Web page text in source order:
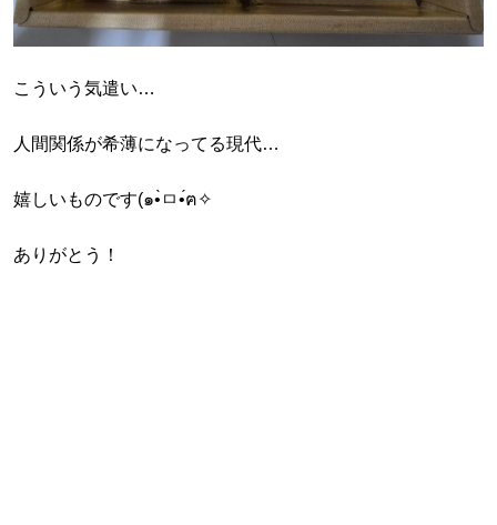
こういう気遣い…
人間関係が希薄になってる現代…
嬉しいものです(๑•̀ㅁ•́ฅ✧
ありがとう！